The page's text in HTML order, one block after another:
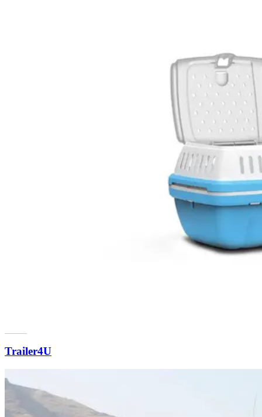
Trailer4U